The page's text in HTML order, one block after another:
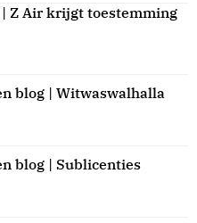
Z Air krijgt toestemming
blog | Witwaswalhalla
blog | Sublicenties